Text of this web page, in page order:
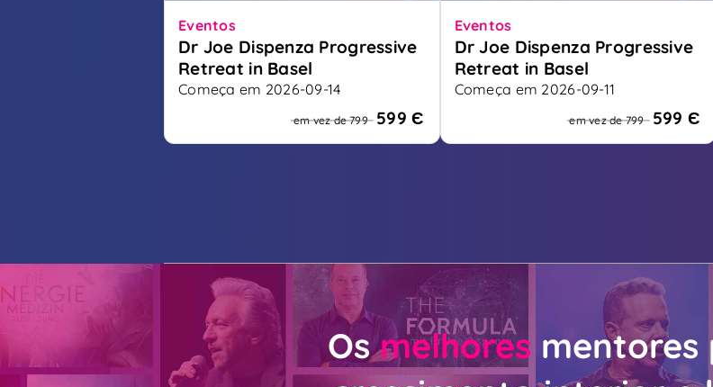
Eventos
Dr Joe Dispenza Progressive
Retreat in Basel
Começa em 2026-09-14
Ein Retreat für deine neue Zukunft
em vez de 799 599 Є
Eventos
Dr Joe Dispenza Progressive
Retreat in Basel
Começa em 2026-09-11
em vez de 799 599 Є
Osmelhores mentores